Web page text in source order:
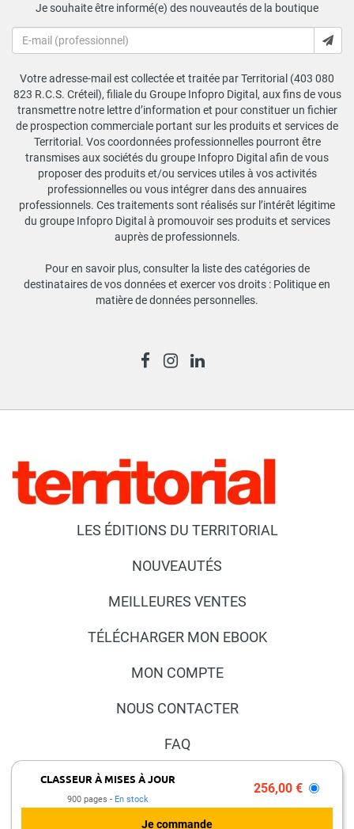
CLASSEUR À MISES À JOUR
900 pages En stock
256,00 €
Je souhaite être informé(e) des nouveautés de la boutique
Votre adresse-mail est collectée et traitée par Territorial (403 080
823 R.C.S. Créteil), filiale du Groupe Infopro Digital, aux fins de vous
transmettre notre lettre d’information et pour constituer un fichier
de prospection commerciale portant sur les produits et services de
Territorial. Vos coordonnées professionnelles pourront être
transmises aux sociétés du groupe Infopro Digital afin de vous
proposer des produits et/ou services utiles à vos activités
professionnelles ou vous intégrer dans des annuaires
professionnels. Ces traitements sont réalisés sur l’intérêt légitime
du groupe Infopro Digital à promouvoir ses produits et services
auprès de professionnels.
Pour en savoir plus, consulter la liste des catégories de
destinataires de vos données et exercer vos droits : Politique en
matière de données personnelles.
LES ÉDITIONS DU TERRITORIAL
NOUVEAUTÉS
MEILLEURES VENTES
TÉLÉCHARGER MON EBOOK
MON COMPTE
NOUS CONTACTER
FAQ
PRESSE ET PARTENARIATS
MENTIONS LÉGALES